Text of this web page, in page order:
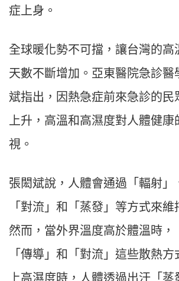
症上身。
全球暖化勢不可擋，讓台灣的高
天數不斷增加。亞東醫院急診醫
斌指出，因熱急症前來急診的民
上升，高溫和高濕度對人體健
視。
張閎斌說，人體會通過「輻射」
「對流」和「蒸發」等方式來維
然而，當外界溫度高於體溫時，
「傳導」和「對流」這些散熱方
上高濕度時，人體透過出汗「